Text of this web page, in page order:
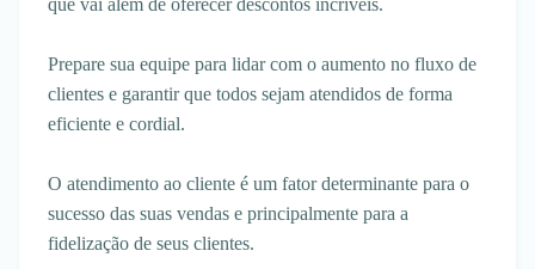
que vai além de oferecer descontos incríveis.
Prepare sua equipe para lidar com o aumento no fluxo de
clientes e garantir que todos sejam atendidos de forma
eficiente e cordial.
O atendimento ao cliente é um fator determinante para o
sucesso das suas vendas e principalmente para a
fidelização de seus clientes.